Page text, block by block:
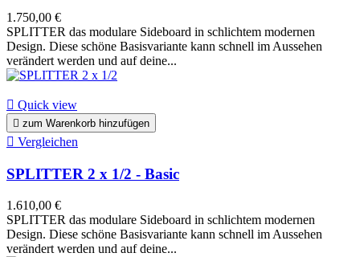
1.750,00 €
SPLITTER das modulare Sideboard in schlichtem modernen
Design. Diese schöne Basisvariante kann schnell im Aussehen
verändert werden und auf deine...
 Quick view
 zum Warenkorb hinzufügen
 Vergleichen
SPLITTER 2 x 1/2 - Basic
1.610,00 €
SPLITTER das modulare Sideboard in schlichtem modernen
Design. Diese schöne Basisvariante kann schnell im Aussehen
verändert werden und auf deine...